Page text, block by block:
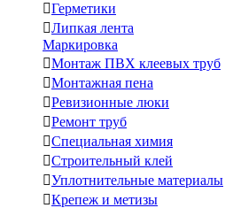
Герметики
Липкая лента
Маркировка
Монтаж ПВХ клеевых труб
Монтажная пена
Ревизионные люки
Ремонт труб
Специальная химия
Строительный клей
Уплотнительные материалы
Крепеж и метизы